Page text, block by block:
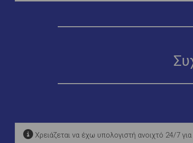
Χρειάζεται να έχω υπολογιστή ανοιχτό 24/7